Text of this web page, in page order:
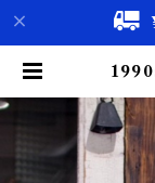
/ ア
着 |